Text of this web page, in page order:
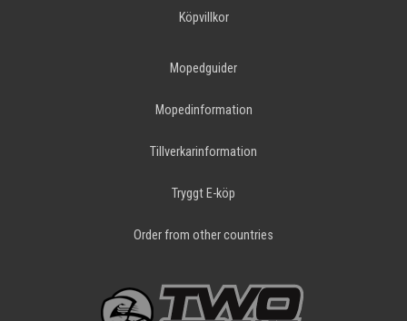
Köpvillkor
Mopedguider
Mopedinformation
Tillverkarinformation
Tryggt E-köp
Order from other countries